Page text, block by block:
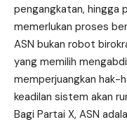
pengangkatan, hingga
memerlukan proses
ASN bukan robot
yang memilih
memperjuangkan hak-
keadilan sistem akan
Bagi Partai X, ASN